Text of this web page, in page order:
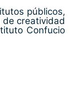
públicos,
de creatividad
Confucio